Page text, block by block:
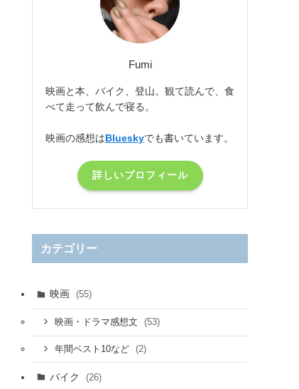
Fumi
映画と本、バイク、登山。観て読んで、食
べて走って飲んで寝る。
映画の感想はBlueskyでも書いています。
詳しいプロフィール
カテゴリー
映画 (55)
映画・ドラマ感想文 (53)
年間ベスト10など (2)
バイク (26)